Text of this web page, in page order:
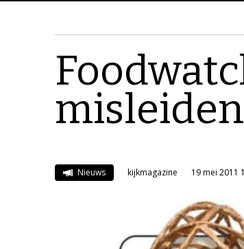
Nieuws kijkmagazine 19 mei 2011